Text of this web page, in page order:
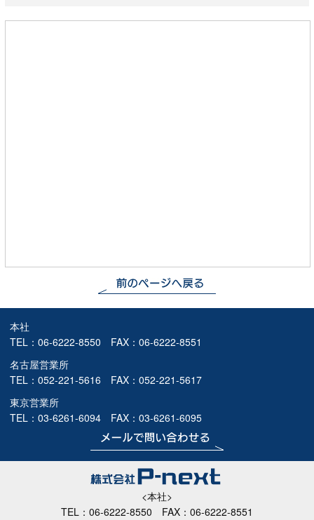
本社
TEL： 06-6222-8550 FAX：06-6222-8551
名古屋営業所
TEL： 052-221-5616 FAX：052-221-5617
東京営業所
TEL： 03-6261-6094 FAX：03-6261-6095
<本社>
TEL： 06-6222-8550 FAX：06-6222-8551